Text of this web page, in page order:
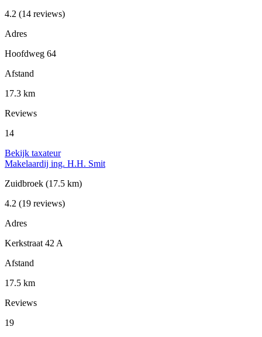
4.2 (14 reviews)
Adres
Hoofdweg 64
Afstand
17.3 km
Reviews
14
Bekijk taxateur
Makelaardij ing. H.H. Smit
Zuidbroek (17.5 km)
4.2 (19 reviews)
Adres
Kerkstraat 42 A
Afstand
17.5 km
Reviews
19